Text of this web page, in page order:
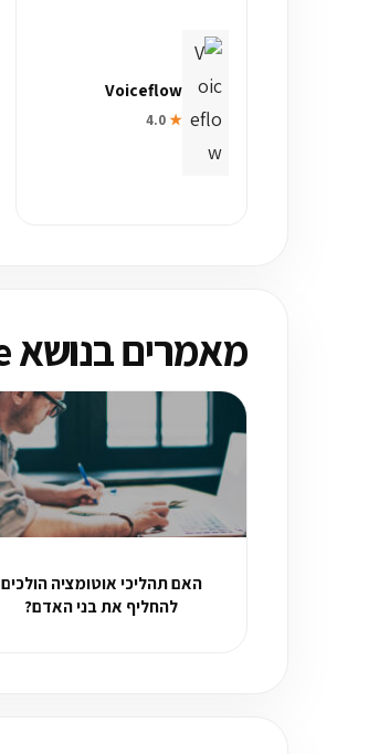
Voiceflow
★
מאמרים בנושא Microsoft Power Automate
האם תהליכי אוטומציה הולכים
להחליף את בני האדם?